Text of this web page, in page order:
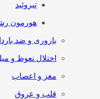
تیروئید
هورمون
باروری و ضد
اختلال نعوظ و
مغز و اعصاب
قلب و عروق